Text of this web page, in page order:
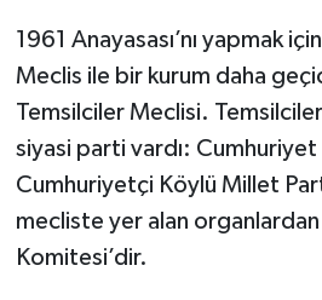
1961 Anayasası’nı yapmak
Meclis ile bir kurum daha
Temsilciler Meclisi.
siyasi parti vardı:
Cumhuriyetçi Köylü Millet
mecliste yer alan
Komitesi’dir.